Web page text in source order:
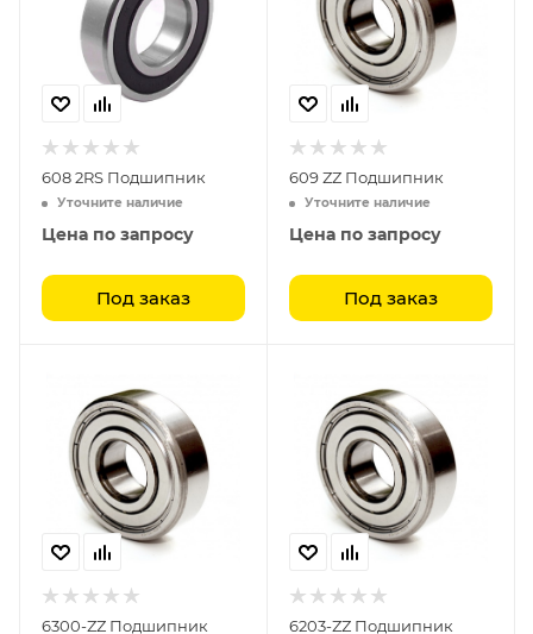
608 2RS Подшипник
Уточните наличие
Цена по запросу
Под заказ
609 ZZ Подшипник
Уточните наличие
Цена по запросу
Под заказ
6300-ZZ Подшипник 6203-ZZ Подшипник